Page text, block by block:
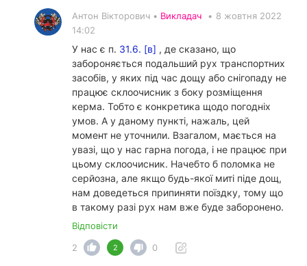
Антон Вікторович • Викладач • 8 жовтня 2022
14:02
У нас є п. 31.6. [в] , де сказано, що
забороняється подальший рух транспортних
засобів, у яких під час дощу або снігопаду не
працює склоочисник з боку розміщення
керма. Тобто є конкретика щодо погодніх
умов. А у даному пункті, нажаль, цей
момент не уточнили. Взагалом, мається на
увазі, що у нас гарна погода, і не працює при
цьому склоочисник. Начебто б поломка не
серйозна, але якщо будь-якої миті піде дощ,
нам доведеться припиняти поїздку, тому що
в такому разі рух нам вже буде заборонено.
Відповісти
2
2 0